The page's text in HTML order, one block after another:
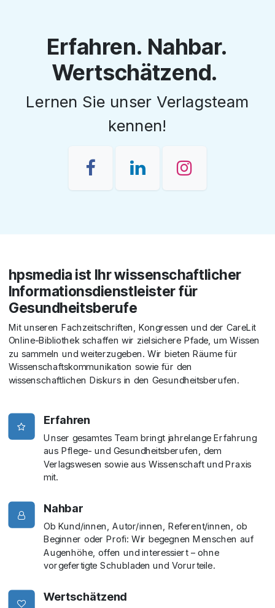
Erfahren. Nahbar.
Wertschätzend.
Lernen Sie unser Verlagsteam
kennen!
hpsmedia ist Ihr wissenschaftlicher
Informationsdienstleister für
Gesundheitsberufe
Mit unseren Fachzeitschriften, Kongressen und der CareLit
Online-Bibliothek schaffen wir zielsichere Pfade, um Wissen
zu sammeln und weiterzugeben. Wir bieten Räume für
Wissenschaftskommunikation sowie für den
wissenschaftlichen Diskurs in den Gesundheitsberufen.
Erfahren
Unser gesamtes Team bringt jahrelange Erfahrung
aus Pflege- und Gesundheitsberufen, dem
Verlagswesen sowie aus Wissenschaft und Praxis
mit.
Nahbar
Ob Kund/innen, Autor/innen, Referent/innen, ob
Beginner oder Profi: Wir begegnen Menschen auf
Augenhöhe, offen und interessiert – ohne
vorgefertigte Schubladen und Vorurteile.
Wertschätzend